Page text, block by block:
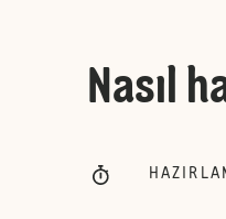
Nasıl